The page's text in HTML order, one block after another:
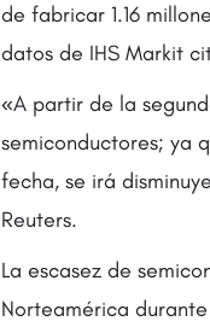
de fabricar 1.16
datos de IHS Markit
«A partir de la
semiconductores; ya
fecha, se irá
Reuters.
La escasez de
Norteamérica